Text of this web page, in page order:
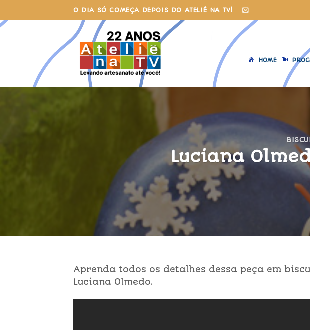
to
content
O DIA SÓ COMEÇA DEPOIS DO ATELIÊ NA TV!
HOME
Luciana
Aprenda todos os detalhes dessa peça em
Luciana Olmedo.